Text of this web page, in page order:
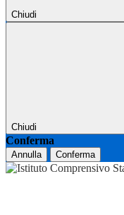
Chiudi
Chiudi
Conferma
Annulla Conferma